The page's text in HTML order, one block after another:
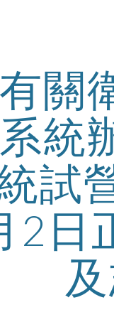
關
統
試
2日